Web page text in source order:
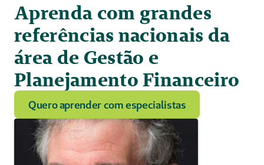
Aprenda com grandes
referências nacionais da
área de Gestão e
Planejamento Financeiro
Quero aprender com especialistas